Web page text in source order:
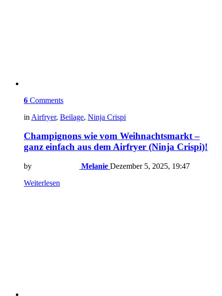
6 Comments
in Airfryer, Beilage, Ninja Crispi
Champignons wie vom Weihnachtsmarkt –
ganz einfach aus dem Airfryer (Ninja Crispi)!
by Melanie Dezember 5, 2025, 19:47
Weiterlesen